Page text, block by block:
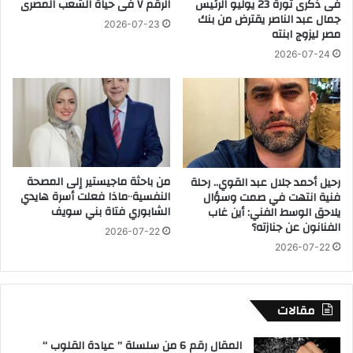
ي
ض
ة
ل
خ
ي
ر
ي
ة
.
.
م
ب
ا
ت
و
ر
ة
ا
د
ة
ا
ل
م
ر
ش
د
ي
ب
ا
ئ
فى ذكرى ثورة 23 يوليو الرئيس
جمال عبد الناصر يقترض من بنك
مصر ليزوج ابنته
2026-07-24
الرقم ٧ فى حياة الشعب المصرى
2026-07-23
رحيل أحمد جلال عبد القوي.. رحلة
فنية انتهت في صمت وسؤال
يلاحق الوسط الفني: أين غاب
الفنانون عن جنازته؟
2026-07-22
من باحثة ماجيستير إلى المصحة
النفسية٠٠ماذا فعلت أسرة هايدي
الشابوري فتاة بني سويف
2026-07-22
مقالات
المقال رقم 6 من سلسلة ” عيادة القلوب “